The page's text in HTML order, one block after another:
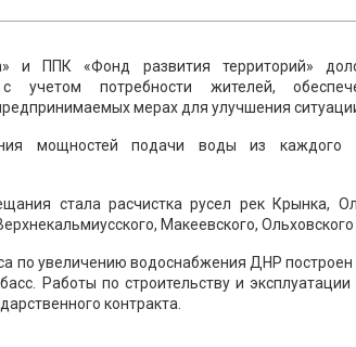
и ППК «Фонд развития территорий»
учетом потребности жителей,
мерах для улучшения
мощностей подачи воды из каждого
стала расчистка русел рек Крынка,
Макеевского,
по увеличению водоснабжения ДНР построен
Работы по строительству и
контракта.